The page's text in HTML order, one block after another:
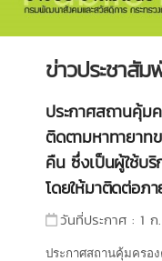
ข่าวประชาสัม
ประกาศสถานคุ้ม
ติดตามหาทายาท
คืน ซึ่งเป็นผู้ใช้บ
โดยให้มาติดต่อภ
วันที่ประกาศ : 1
ประกาศสถานคุ้มครอ